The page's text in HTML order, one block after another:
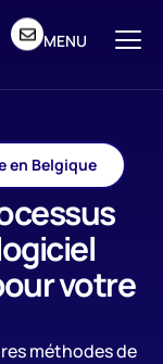
MENU
en Belgique
votre
méthodes de